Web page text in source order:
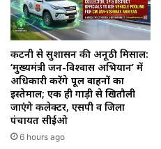
कटनी से सुशासन की अनूठी मिसाल:
‘मुख्यमंत्री जन-विश्वास अभियान’ में
अधिकारी करेंगे पूल वाहनों का
इस्तेमाल; एक ही गाड़ी से खितौली
जाएंगे कलेक्टर, एसपी व जिला
पंचायत सीईओ
6 hours ago